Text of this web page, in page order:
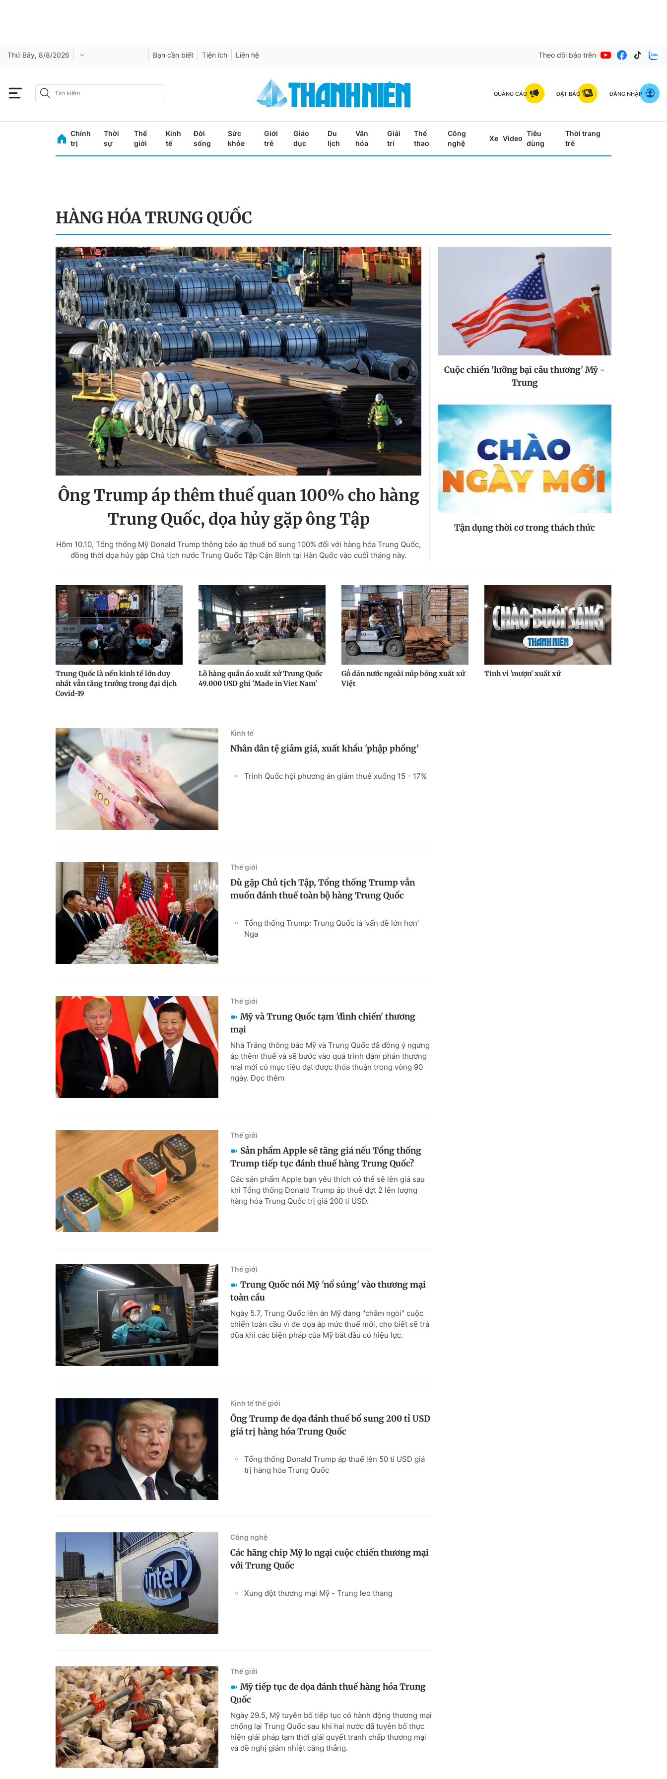
Thứ Bảy, 8/8/2026 Bạn cần biết Tiện ích Liên hệ Theo dõi báo trên
QUẢNG CÁO ĐẶT BÁO ĐĂNG NHẬP
Chính
trị
Thời
sự
Thế
giới
Kinh
tế
Đời
sống
Sức
khỏe
Giới
trẻ
Giáo
dục
Du
lịch
Văn
hóa
Giải
trí
Thể
thao
Công
nghệ
Xe Video
Tiêu
dùng
Thời trang
trẻ
HÀNG HÓA TRUNG QUỐC
Ông Trump áp thêm thuế quan 100% cho hàng
Trung Quốc, dọa hủy gặp ông Tập
Hôm 10.10, Tổng thống Mỹ Donald Trump thông báo áp thuế bổ sung 100% đối với hàng hóa Trung Quốc,
đồng thời dọa hủy gặp Chủ tịch nước Trung Quốc Tập Cận Bình tại Hàn Quốc vào cuối tháng này.
Cuộc chiến 'lưỡng bại câu thương' Mỹ -
Trung
Tận dụng thời cơ trong thách thức
Trung Quốc là nền kinh tế lớn duy
nhất vẫn tăng trưởng trong đại dịch
Covid-19
Lô hàng quần áo xuất xứ Trung Quốc
49.000 USD ghi 'Made in Viet Nam'
Gỗ dán nước ngoài núp bóng xuất xứ
Việt
Tinh vi 'mượn' xuất xứ
Kinh tế
Nhân dân tệ giảm giá, xuất khẩu 'phập phồng'
Trình Quốc hội phương án giảm thuế xuống 15 - 17%
Thế giới
Dù gặp Chủ tịch Tập, Tổng thống Trump vẫn
muốn đánh thuế toàn bộ hàng Trung Quốc
Tổng thống Trump: Trung Quốc là ‘vấn đề lớn hơn’
Nga
Thế giới
Mỹ và Trung Quốc tạm 'đình chiến' thương
mại
Nhà Trắng thông báo Mỹ và Trung Quốc đã đồng ý ngưng
áp thêm thuế và sẽ bước vào quá trình đàm phán thương
mại mới có mục tiêu đạt được thỏa thuận trong vòng 90
ngày. Đọc thêm
Thế giới
Sản phẩm Apple sẽ tăng giá nếu Tổng thống
Trump tiếp tục đánh thuế hàng Trung Quốc?
Các sản phẩm Apple bạn yêu thích có thể sẽ lên giá sau
khi Tổng thống Donald Trump áp thuế đợt 2 lên lượng
hàng hóa Trung Quốc trị giá 200 tỉ USD.
Thế giới
Trung Quốc nói Mỹ 'nổ súng' vào thương mại
toàn cầu
Ngày 5.7, Trung Quốc lên án Mỹ đang "châm ngòi" cuộc
chiến toàn cầu vì đe dọa áp mức thuế mới, cho biết sẽ trả
đũa khi các biện pháp của Mỹ bắt đầu có hiệu lực.
Kinh tế thế giới
Ông Trump đe dọa đánh thuế bổ sung 200 tỉ USD
giá trị hàng hóa Trung Quốc
Tổng thống Donald Trump áp thuế lên 50 tỉ USD giá
trị hàng hóa Trung Quốc
Công nghệ
Các hãng chip Mỹ lo ngại cuộc chiến thương mại
với Trung Quốc
Xung đột thương mại Mỹ - Trung leo thang
Thế giới
Mỹ tiếp tục đe dọa đánh thuế hàng hóa Trung
Quốc
Ngày 29.5, Mỹ tuyên bố tiếp tục có hành động thương mại
chống lại Trung Quốc sau khi hai nước đã tuyên bố thực
hiện giải pháp tạm thời giải quyết tranh chấp thương mại
và đề nghị giảm nhiệt căng thẳng.